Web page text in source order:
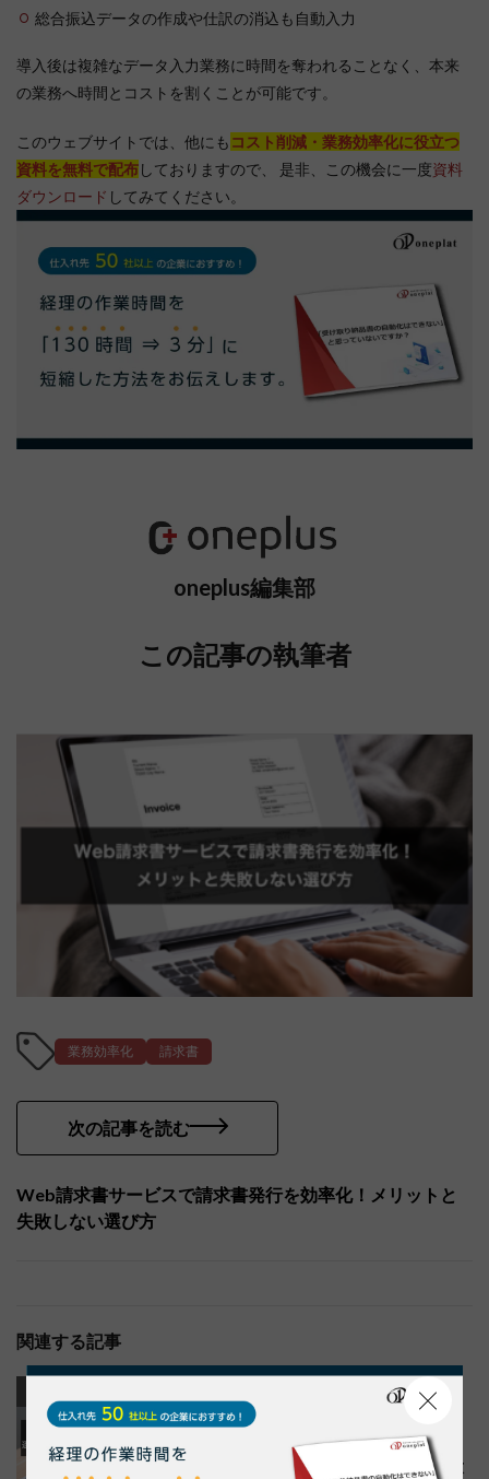
総合振込データの作成や仕訳の消込も自動入力
導入後は複雑なデータ入力業務に時間を奪われることなく、本来
の業務へ時間とコストを割くことが可能です。
このウェブサイトでは、他にも コスト削減・業務効率化に役立つ
資料を無料で配布しておりますので、 是非、この機会に一度資料
ダウンロード してみてください。
oneplus編集部
この記事の執筆者
業務効率化 請求書
次の記事を読む
Web請求書サービスで請求書発行を効率化！メリットと
失敗しない選び方
関連する記事
業務効率化
【インボイス制度】適格請求